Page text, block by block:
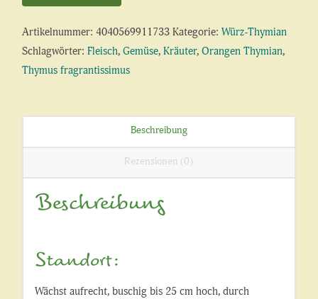
Artikelnummer:4040569911733 Kategorie:Würz-Thymian
Schlagwörter:Fleisch,Gemüse,Kräuter,Orangen Thymian,
Thymus fragrantissimus
Beschreibung
Rezensionen (0)
Beschreibung
Standort:
Wächst aufrecht, buschig bis 25 cm hoch, durch